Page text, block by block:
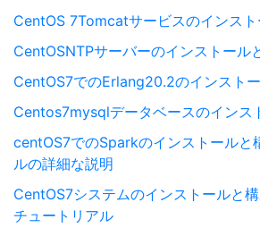
CentOS 7Tomcatサービスのインス
CentOSNTPサーバーのインストール
CentOS7でのErlang20.2のインスト
Centos7mysqlデータベースのインス
centOS7でのSparkのインストールと
ルの詳細な説明
CentOS7システムのインストールと
チュートリアル